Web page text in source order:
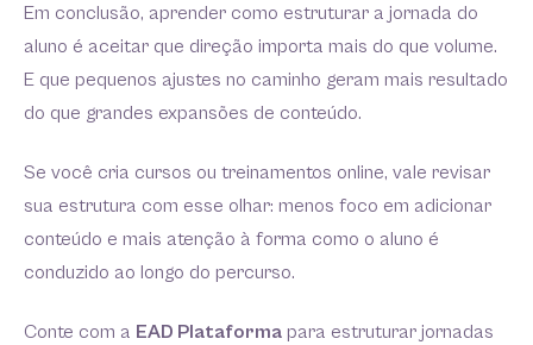
Em conclusão, aprender como estruturar a jornada do
aluno é aceitar que direção importa mais do que volume.
E que pequenos ajustes no caminho geram mais resultado
do que grandes expansões de conteúdo.
Se você cria cursos ou treinamentos online, vale revisar
sua estrutura com esse olhar: menos foco em adicionar
conteúdo e mais atenção à forma como o aluno é
conduzido ao longo do percurso.
Conte com a EAD Plataforma para estruturar jornadas